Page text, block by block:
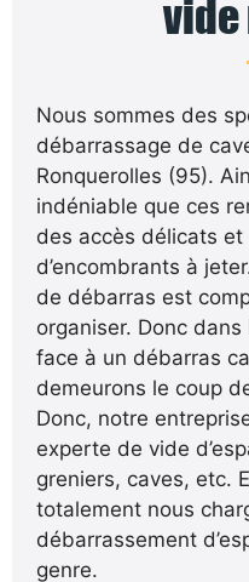
vide
Nous sommes des
débarrassage de
Ronquerolles (95).
indéniable que ces
des accès délicats
d’encombrants à
de débarras est
organiser. Donc
face à un débarras
demeurons le coup
Donc, notre
experte de vide
greniers, caves, etc.
totalement nous
débarrassement
genre.